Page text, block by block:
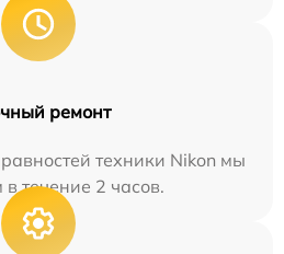
ремонт
техники Nikon мы
в течение 2 часов.